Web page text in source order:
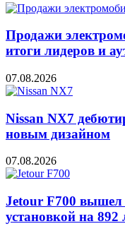
Продажи
итоги лидеров и
07.08.2026
Nissan NX7
новым дизайном
07.08.2026
Jetour F700
установкой на 892